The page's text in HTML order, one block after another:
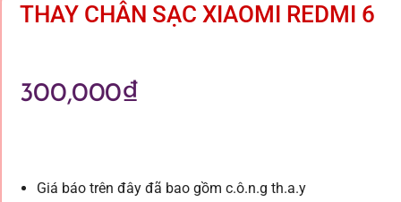
THAY CHÂN SẠC XIAOMI REDMI 6
300,000₫
Giá báo trên đây đã bao gồm c.ô.n.g th.a.y